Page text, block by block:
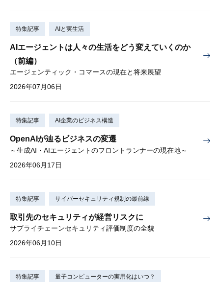
特集記事 AIと実生活
AIエージェントは人々の生活をどう変えていくのか
（前編）
エージェンティック・コマースの現在と将来展望
2026年07月06日
特集記事 AI企業のビジネス構造
OpenAIが辿るビジネスの変遷
～生成AI・AIエージェントのフロントランナーの現在地～
2026年06月17日
特集記事 サイバーセキュリティ規制の最前線
取引先のセキュリティが経営リスクに
サプライチェーンセキュリティ評価制度の全貌
2026年06月10日
特集記事 量子コンピューターの実用化はいつ？